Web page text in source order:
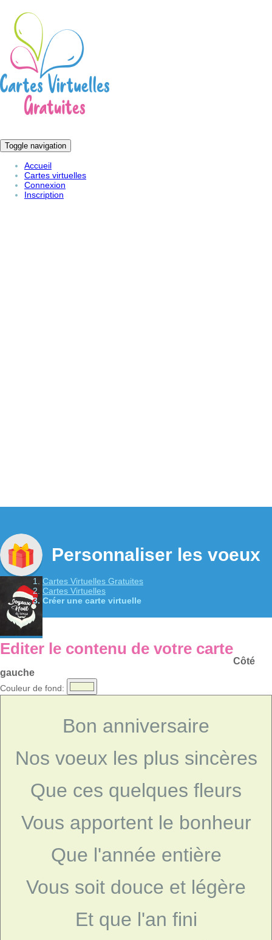
Toggle navigation
Accueil
Cartes virtuelles
Connexion
Inscription
Personnaliser les voeux
Cartes Virtuelles Gratuites
Cartes Virtuelles
Créer une carte virtuelle
Editer le contenu de votre carte
Côté
gauche
Couleur de fond:
Bon anniversaire
Nos voeux les plus sincères
Que ces quelques fleurs
Vous apportent le bonheur
Que l'année entière
Vous soit douce et légère
Et que l'an fini